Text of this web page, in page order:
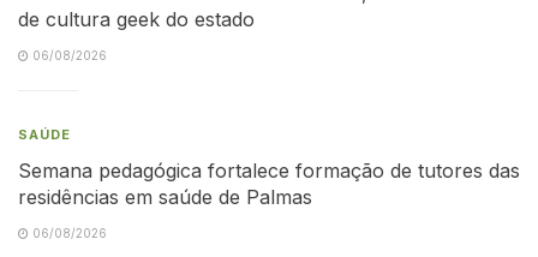
de cultura geek do estado
06/08/2026
SAÚDE
Semana pedagógica fortalece formação de tutores das
residências em saúde de Palmas
06/08/2026